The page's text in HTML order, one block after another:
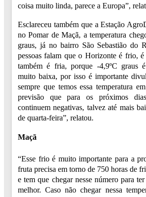
coisa muito linda, parece a Europa”,
Esclareceu também que a Estação
no Pomar de Maçã, a temperatura
graus, já no bairro São Sebastião do
pessoas falam que o Horizonte é frio,
também é fria, porque -4,9ºC graus
muito baixa, por isso é importante
sempre que temos essa temperatura
previsão que para os próximos
continuem negativas, talvez até mais
de quarta-feira”, relatou.
Maçã
“Esse frio é muito importante para a
fruta precisa em torno de 750 horas de
e tem que chegar nesse número para
melhor. Caso não chegar nessa